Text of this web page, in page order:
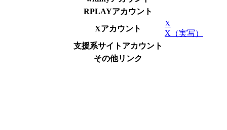
RPLAYアカウント
Xアカウント
X
X（実写）
支援系サイトアカウント
その他リンク